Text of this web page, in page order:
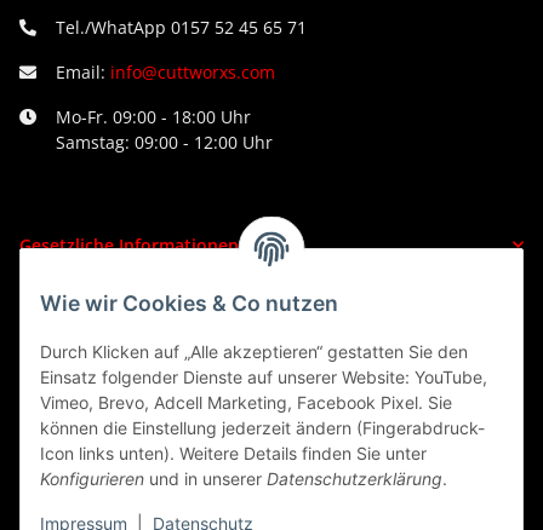
Wie wir Cookies & Co nutzen
Durch Klicken auf „Alle akzeptieren“ gestatten Sie den
Einsatz folgender Dienste auf unserer Website: YouTube,
Vimeo, Brevo, Adcell Marketing, Facebook Pixel. Sie
können die Einstellung jederzeit ändern (Fingerabdruck-
Icon links unten). Weitere Details finden Sie unter
Konfigurieren und in unserer Datenschutzerklärung.
Impressum Datenschutz
Tel./WhatApp 0157 52 45 65 71
Email: info@cuttworxs.com
Mo-Fr. 09:00 - 18:00 Uhr
Samstag: 09:00 - 12:00 Uhr
Gesetzliche Informationen
Informationen
VERTRAG WIDERRUFEN